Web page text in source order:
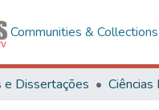
Communities & Collections
e Dissertações